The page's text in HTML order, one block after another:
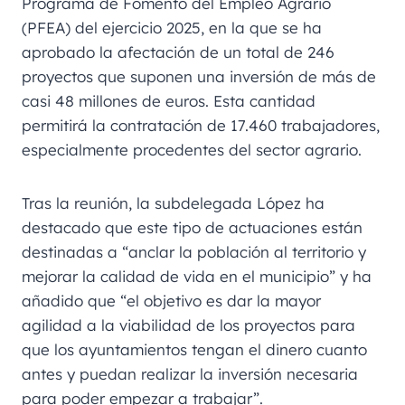
(PFEA) del ejercicio 2025, en la que se ha
aprobado la afectación de un total de 246
proyectos que suponen una inversión de más de
casi 48 millones de euros. Esta cantidad
permitirá la contratación de 17.460 trabajadores,
especialmente procedentes del sector agrario.
Tras la reunión, la subdelegada López ha
destacado que este tipo de actuaciones están
destinadas a “anclar la población al territorio y
mejorar la calidad de vida en el municipio” y ha
añadido que “el objetivo es dar la mayor
agilidad a la viabilidad de los proyectos para
que los ayuntamientos tengan el dinero cuanto
antes y puedan realizar la inversión necesaria
para poder empezar a trabajar”.